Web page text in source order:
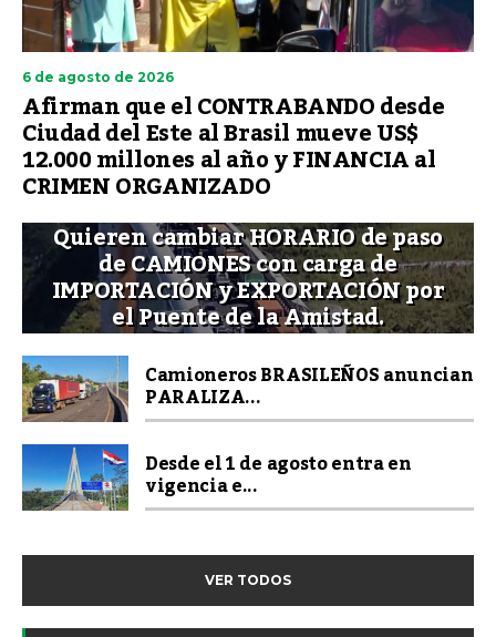
6 de agosto de 2026
Afirman que el CONTRABANDO desde
Ciudad del Este al Brasil mueve US$
12.000 millones al año y FINANCIA al
CRIMEN ORGANIZADO
Quieren cambiar HORARIO de paso
de CAMIONES con carga de
IMPORTACIÓN y EXPORTACIÓN por
el Puente de la Amistad.
Camioneros BRASILEÑOS anuncian
PARALIZA...
Desde el 1 de agosto entra en
vigencia e...
VER TODOS